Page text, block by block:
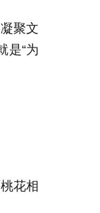
聚文
是“为
花相